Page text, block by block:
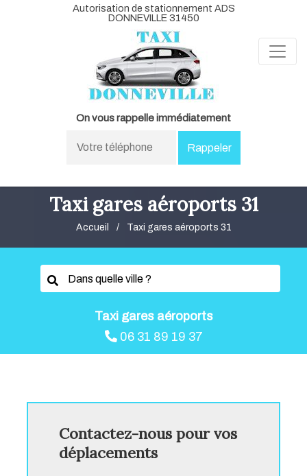
Autorisation de stationnement ADS
DONNEVILLE 31450
On vous rappelle immédiatement
Taxi gares aéroports 31
Accueil Taxi gares aéroports 31
Taxi gares aéroports
06 31 89 19 37
Contactez-nous pour vos
déplacements